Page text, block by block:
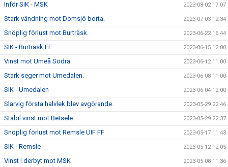
Inför SIK - MSK 2023-08-02 17:07
Stark vändning mot Domsjö borta. 2023-07-03 12:34
Snöplig förlust mot Burträsk. 2023-06-22 16:44
SIK - Burträsk FF 2023-06-15 12:00
Vinst mot Umeå Södra 2023-06-12 11:00
Stark seger mot Umedalen. 2023-06-08 11:00
SIK - Umedalen 2023-06-04 12:00
Slarvig första halvlek blev avgörande. 2023-05-29 22:46
Stabil vinst mot Betsele. 2023-05-29 22:37
Snöplig förlust mot Remsle UIF FF 2023-05-17 11:43
SIK - Remsle 2023-05-12 12:05
Vinst i derbyt mot MSK 2023-05-08 11:36